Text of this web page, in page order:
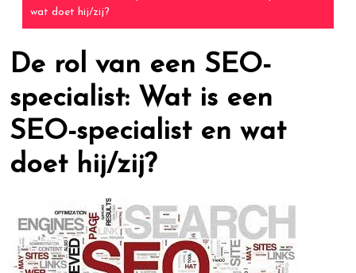
wat doet hij/zij?
De rol van een SEO-
specialist: Wat is een
SEO-specialist en wat
doet hij/zij?